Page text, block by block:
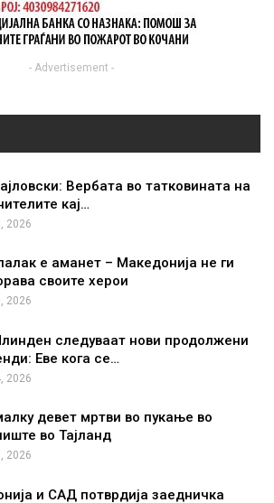
- Advertisement -
Вербата во татковината на
кај…
2026
е аманет – Македонија не ги
своите херои
2026
следуваат нови продолжени
Еве кога се…
2026
девет мртви во пукање во
во Тајланд
2026
и САД потврдија заедничка